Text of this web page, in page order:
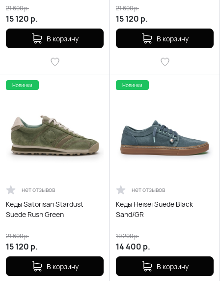
15 120 р.
21 600р.
В корзину
15 120 р.
21 600р.
В корзину
Новинки
нет отзывов
Кеды Satorisan Stardust
Suede Rush Green
15 120 р.
21 600р.
В корзину
Новинки
нет отзывов
Кеды Heisei Suede Black
Sand/GR
14 400 р.
19 200р.
В корзину